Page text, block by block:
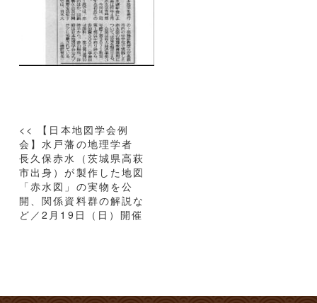
投
稿
ナ
ビ
ゲ
ー
<< 【日本地図学会例
会】水戸藩の地理学者
長久保赤水（茨城県高萩
市出身）が製作した地図
「赤水図」の実物を公
開、関係資料群の解説な
ど／2月19日（日）開催